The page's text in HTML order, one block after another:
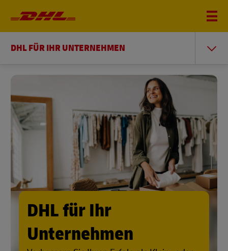
DHL FÜR IHR UNTERNEHMEN
DHL für Ihr
Unternehmen